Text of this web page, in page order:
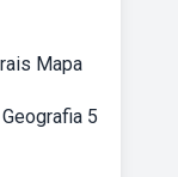
Mapa
5